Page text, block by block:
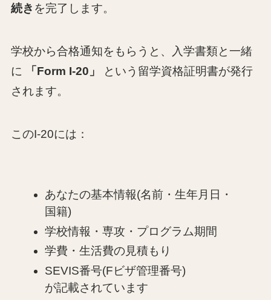
続き を完了します。
学校から合格通知をもらうと、入学書類と一緒
に
「Form I-20」
という留学資格証明書が発行
されます。
このI-20には：
あなたの基本情報(名前・生年月日・
国籍)
学校情報・専攻・プログラム期間
学費・生活費の見積もり
SEVIS番号(Fビザ管理番号)
が記載されています